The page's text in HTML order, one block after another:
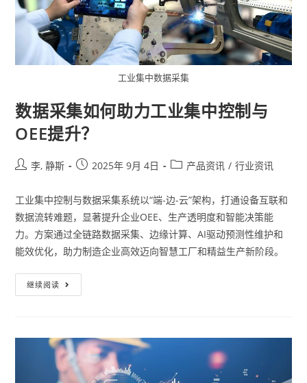
工业集中数据采集
数据采集如何助力工业集中控制与
OEE提升？
李, 静斯 2025年 9月 4日 产品资讯 / 行业资讯
工业集中控制与数据采集系统以“端-边-云”架构，打通设备互联和
数据流转难题，显著提升企业OEE、生产透明度和智能决策能
力。方案通过全链路数据采集、边缘计算、AI驱动预测性维护和
能效优化，助力制造企业高效迈向智慧工厂和精益生产新阶段。
继续阅读